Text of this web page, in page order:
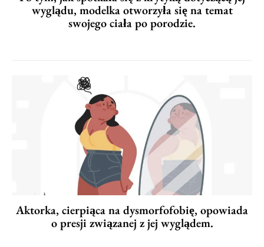
wyglądu, modelka otworzyła się na temat
swojego ciała po porodzie.
Aktorka, cierpiąca na dysmorfofobię, opowiada
o presji związanej z jej wyglądem.